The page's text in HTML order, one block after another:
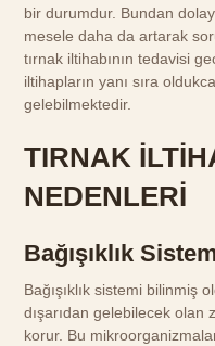
bir durumdur. Bundan
mesele daha da artarak
tırnak iltihabının tedavisi
iltihapların yanı sıra
gelebilmektedir.
TIRNAK
NEDENLERİ
Bağışıklık
Bağışıklık sistemi bilinmiş
dışarıdan gelebilecek olan
korur. Bu